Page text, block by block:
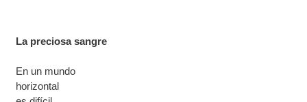
La preciosa sangre
En un mundo
horizontal